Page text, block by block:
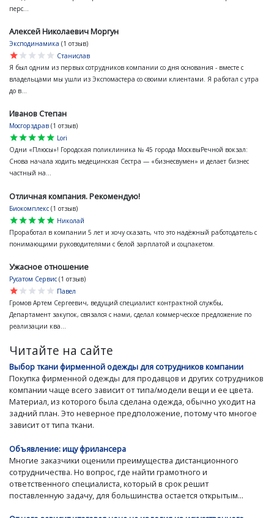
перс...
Алексей Николаевич Моргун
Эксподинамика (1 отзыв)
star
star
star
star
star
Станислав
Я был одним из первых сотрудников компании со дня основания - вместе с
владельцами мы ушли из Экспомастера со своими клиентами. Я работал с утра
до в...
Иванов Степан
Мосгорздрав (1 отзыв)
star
star
star
star
star
Lori
Одни «Плюсы»! Городская поликлиника № 45 города МосквыРечной вокзал:
Снова начала ходить медецинская Сестра — «бизнесвумен» и делает бизнес
частный на...
Отличная компания. Рекомендую!
Биокомплекс (1 отзыв)
star
star
star
star
star
Николай
Проработал в компании 5 лет и хочу сказать, что это надёжный работодатель с
понимающими руководителями с белой зарплатой и соцпакетом.
Ужасное отношение
Русатом Сервис (1 отзыв)
star
star
star
star
star
Павел
Громов Артем Сергеевич, ведущий специалист контрактной службы,
Департамент закупок, связался с нами, сделал коммерческое предложение по
реализации ква...
Читайте на сайте
Выбор ткани фирменной одежды для сотрудников компании
Покупка фирменной одежды для продавцов и других сотрудников
компании чаще всего зависит от типа/модели вещи и ее цвета.
Материал, из которого была сделана одежда, обычно уходит на
задний план. Это неверное предположение, потому что многое
зависит от типа ткани.
Объявление: ищу фрилансера
Многие заказчики оценили преимущества дистанционного
сотрудничества. Но вопрос, где найти грамотного и
ответственного специалиста, который в срок решит
поставленную задачу, для большинства остается открытым...